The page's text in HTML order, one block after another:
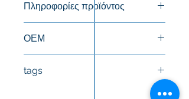
Πληροφορίες προϊόντος
ΟΕΜ
2189140, 3556972, JX6Q6C032AB
tags